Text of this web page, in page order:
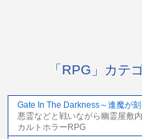
「RPG」カテ
Gate In The Darkness～逢魔が刻
悪霊などと戦いながら幽霊屋敷
カルトホラーRPG